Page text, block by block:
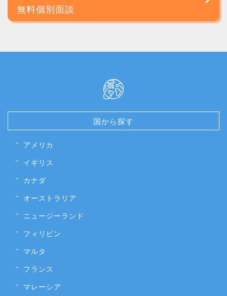
無料個別面談
国から探す
アメリカ
イギリス
カナダ
オーストラリア
ニュージーランド
フィリピン
マルタ
フランス
マレーシア